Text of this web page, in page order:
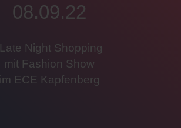
08.09.22
Late Night Shopping
mit Fashion Show
im ECE Kapfenberg